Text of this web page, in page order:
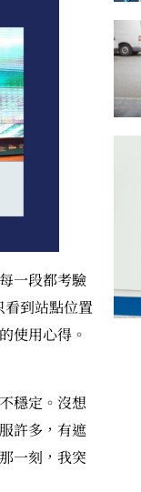
一段都考驗
到站點位置
使用心得。
穩定。沒想
許多，有遮
一刻，我突